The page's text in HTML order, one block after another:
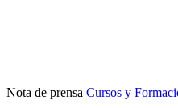
Nota de prensa Cursos y